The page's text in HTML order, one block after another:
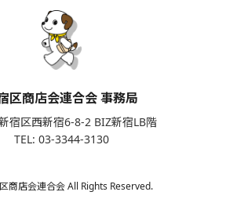
区商店会連合会 事務局
宿区西新宿6-8-2 BIZ新宿LB階
TEL: 03-3344-3130
商店会連合会 All Rights Reserved.